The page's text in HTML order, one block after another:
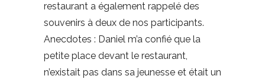
restaurant a également rappelé des
souvenirs à deux de nos participants.
Anecdotes : Daniel m’a confié que la
petite place devant le restaurant,
n’existait pas dans sa jeunesse et était un